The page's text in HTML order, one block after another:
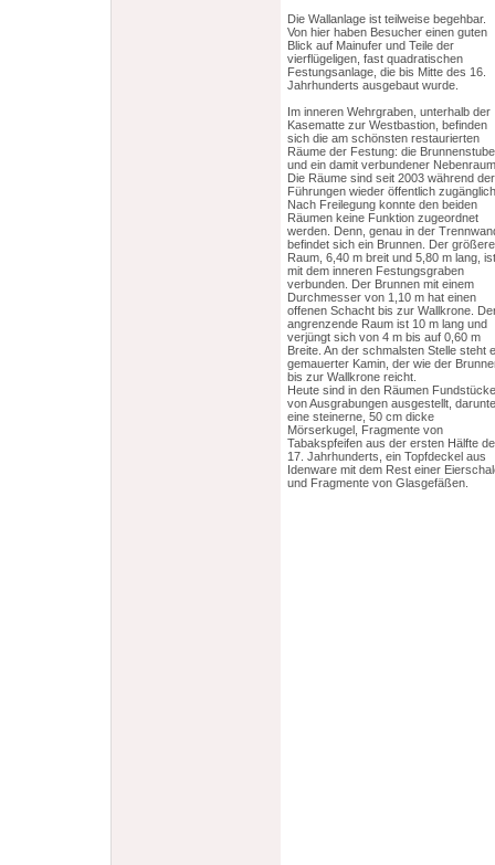
Die Wallanlage ist teilweise begehbar.
Von hier haben Besucher einen guten
Blick auf Mainufer und Teile der
vierflügeligen, fast quadratischen
Festungsanlage, die bis Mitte des 16.
Jahrhunderts ausgebaut wurde.
Im inneren Wehrgraben, unterhalb der
Kasematte zur Westbastion, befinden
sich die am schönsten restaurierten
Räume der Festung: die Brunnenstube
und ein damit verbundener
Die Räume sind seit 2003 während der
Führungen wieder öffentlich
Nach Freilegung konnte den beiden
Räumen keine Funktion zugeordnet
werden. Denn, genau in der
befindet sich ein Brunnen. Der größere
Raum, 6,40 m breit und 5,80 m lang, ist
mit dem inneren Festungsgraben
verbunden. Der Brunnen mit einem
Durchmesser von 1,10 m hat einen
offenen Schacht bis zur Wallkrone.
angrenzende Raum ist 10 m lang und
verjüngt sich von 4 m bis auf 0,60 m
Breite. An der schmalsten Stelle steht
gemauerter Kamin, der wie der
bis zur Wallkrone reicht.
Heute sind in den Räumen Fundstücke
von Ausgrabungen ausgestellt,
eine steinerne, 50 cm dicke
Mörserkugel, Fragmente von
Tabakspfeifen aus der ersten Hälfte
17. Jahrhunderts, ein Topfdeckel aus
Idenware mit dem Rest einer
und Fragmente von Glasgefäßen.